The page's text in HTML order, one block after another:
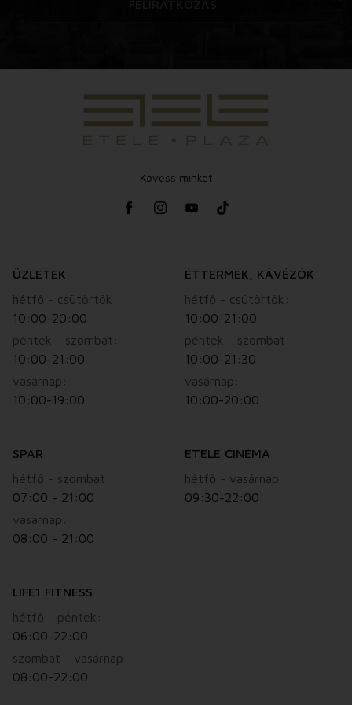
Kövess minket
ÜZLETEK
hétfő - csütörtök:
10:00-20:00
péntek - szombat:
10:00-21:00
vasárnap:
10:00-19:00
ÉTTERMEK, KÁVÉZÓK
hétfő - csütörtök:
10:00-21:00
péntek - szombat:
10:00-21:30
vasárnap:
10:00-20:00
SPAR
hétfő - szombat:
07:00 - 21:00
vasárnap:
08:00 - 21:00
ETELE CINEMA
hétfő - vasárnap:
09:30-22:00
LIFE1 FITNESS
hétfő - péntek:
06:00-22:00
szombat - vasárnap:
08:00-22:00